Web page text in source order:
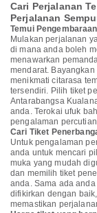
Cari Perjalanan
Perjalanan
Temui
Mulakan perjalanan
di mana anda boleh
menawarkan
mendarat.
menikmati citarasa
tersendiri. Pilih tiket
Antarabangsa
anda. Terokai ufuk
pengalaman
Cari Tiket
Untuk pengalaman
anda untuk mencari
muka yang mudah
dan memilih tiket
anda. Sama ada
difikirkan dengan
memastikan